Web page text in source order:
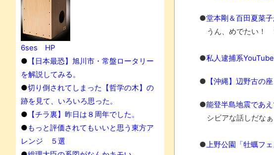
【呆然】北
果････････････
長野県のな
歴ログは10
進撃の巨人シ
時代の流れ
●堂本剛＆百田夏菜
うん、めでたい！
●私人逮捕系
● 【沖縄】辺野古の
●能登半島地震であ
シビアな話しだなぁ
● 上野公園「牡蠣フ
6ses HP
● 【日本最恐】旭川市・常盤ロータリー
を解説してみる。
●切り倒されてしまった【哲学の木】の
跡を見て、いろいろ思った。
● 【チラ裏】昨日は８周年でした。
●もっと評価されてもいいと思う東方ア
レンジ ５選